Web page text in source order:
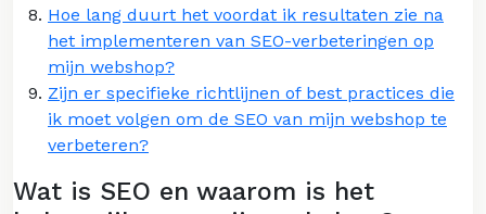
Hoe lang duurt het voordat ik resultaten zie na
het implementeren van SEO-verbeteringen op
mijn webshop?
Zijn er specifieke richtlijnen of best practices die
ik moet volgen om de SEO van mijn webshop te
verbeteren?
Wat is SEO en waarom is het